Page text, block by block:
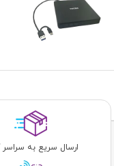
ارسال سریع به سراسر